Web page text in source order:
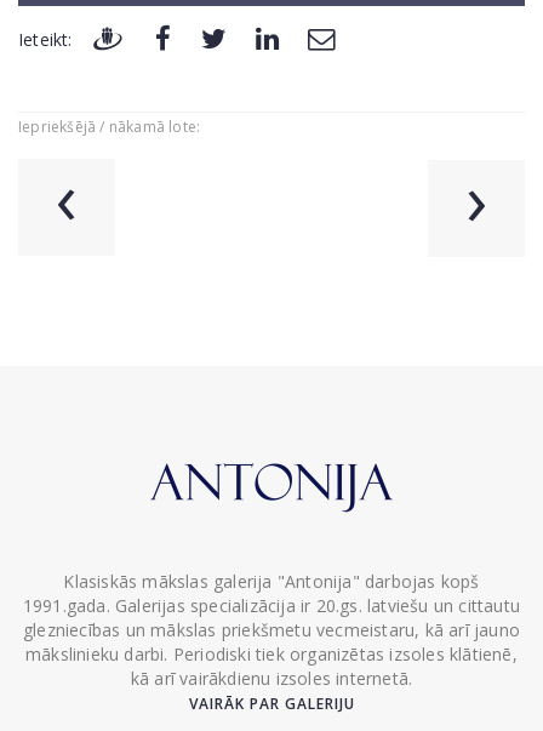
Ieteikt:
Iepriekšējā / nākamā lote:
‹ ›
Klasiskās mākslas galerija "Antonija" darbojas kopš
1991.gada. Galerijas specializācija ir 20.gs. latviešu un cittautu
glezniecības un mākslas priekšmetu vecmeistaru, kā arī jauno
mākslinieku darbi. Periodiski tiek organizētas izsoles klātienē,
kā arī vairākdienu izsoles internetā.
VAIRĀK PAR GALERIJU